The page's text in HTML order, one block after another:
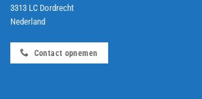
3313 LC Dordrecht
Nederland
Contact opnemen